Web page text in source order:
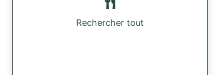
Rechercher tout